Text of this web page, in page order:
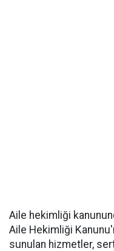
Aile hekimliği
Aile Hekimliği
sunulan hizmetler,